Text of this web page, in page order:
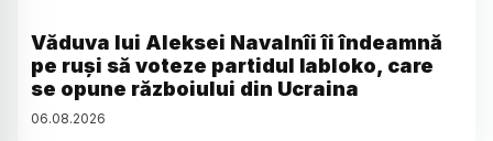
Văduva lui Aleksei Navalnîi îi îndeamnă
pe ruși să voteze partidul Iabloko, care
se opune războiului din Ucraina
06.08.2026